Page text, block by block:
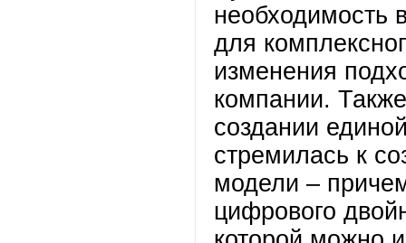
необходимость
для
изменения
компании.
создании
стремилась к
модели –
цифрового